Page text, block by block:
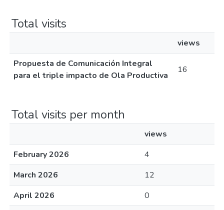
Total visits
views
Propuesta de Comunicación Integral
para el triple impacto de Ola Productiva
16
Total visits per month
views
February 2026
4
March 2026
12
April 2026
0